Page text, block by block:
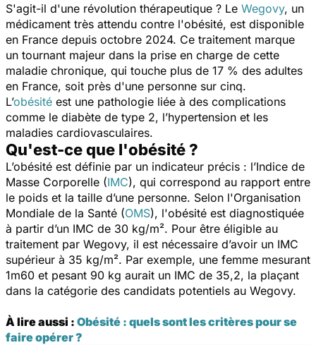
S'agit-il d'une révolution thérapeutique ? Le Wegovy, un
médicament très attendu contre l'obésité, est disponible
en France depuis octobre 2024. Ce traitement marque
un tournant majeur dans la prise en charge de cette
maladie chronique, qui touche plus de 17 % des adultes
en France, soit près d'une personne sur cinq.
L’obésité est une pathologie liée à des complications
comme le diabète de type 2, l’hypertension et les
maladies cardiovasculaires.
Qu'est-ce que l'obésité ?
L’obésité est définie par un indicateur précis : l’Indice de
Masse Corporelle (IMC), qui correspond au rapport entre
le poids et la taille d’une personne. Selon l'Organisation
Mondiale de la Santé (OMS), l'obésité est diagnostiquée
à partir d’un IMC de 30 kg/m². Pour être éligible au
traitement par Wegovy, il est nécessaire d’avoir un IMC
supérieur à 35 kg/m². Par exemple, une femme mesurant
1m60 et pesant 90 kg aurait un IMC de 35,2, la plaçant
dans la catégorie des candidats potentiels au Wegovy.
À lire aussi : Obésité : quels sont les critères pour se
faire opérer ?